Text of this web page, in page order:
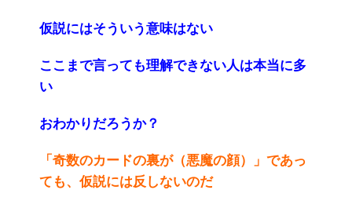
仮説にはそういう意味はない
ここまで言っても理解できない人は本当に多
い
おわかりだろうか？
「奇数のカードの裏が（悪魔の顔）」であっ
ても、仮説には反しないのだ